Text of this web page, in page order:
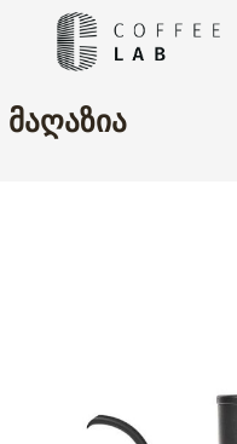
ᲛᲐᲦᲐᲖᲘᲐ